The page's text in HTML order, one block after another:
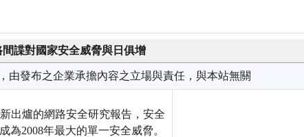
諜對國家安全威脅與日俱增
由發布之企業承擔內容之立場與責任，與本站無關
出爐的網路安全研究報告，安全
2008年最大的單一安全威脅。